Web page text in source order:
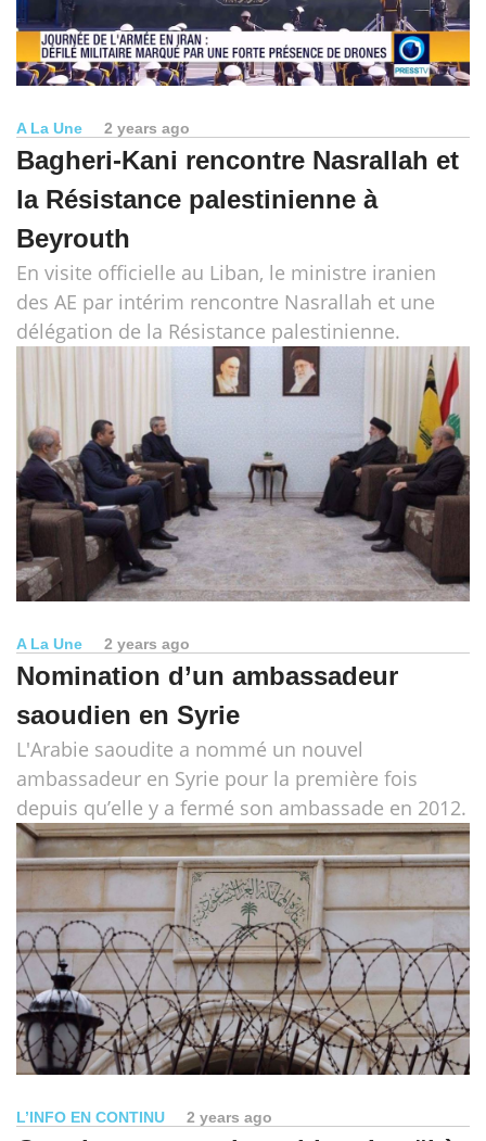
A La Une 2 years ago
Bagheri-Kani rencontre Nasrallah et
la Résistance palestinienne à
Beyrouth
En visite officielle au Liban, le ministre iranien
des AE par intérim rencontre Nasrallah et une
délégation de la Résistance palestinienne.
A La Une 2 years ago
Nomination d’un ambassadeur
saoudien en Syrie
L'Arabie saoudite a nommé un nouvel
ambassadeur en Syrie pour la première fois
depuis qu’elle y a fermé son ambassade en 2012.
L’INFO EN CONTINU 2 years ago